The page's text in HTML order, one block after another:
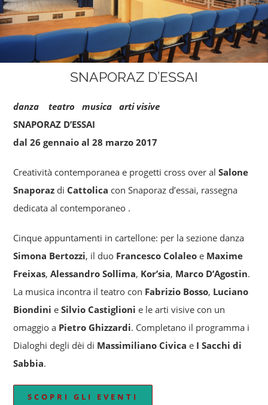
SNAPORAZ D’ESSAI
danza teatro musica arti visive
SNAPORAZ D’ESSAI
dal 26 gennaio al 28 marzo 2017
Creatività contemporanea e progetti cross over alSalone
Snaporaz di Cattolica con Snaporaz d’essai, rassegna
dedicata al contemporaneo .
Cinque appuntamenti in cartellone: per la sezione danza
Simona Bertozzi, il duo Francesco Colaleo e Maxime
Freixas,Alessandro Sollima, Kor’sia, Marco D’Agostin.
La musica incontra il teatro con Fabrizio Bosso, Luciano
Biondini eSilvio Castiglioni e le arti visive con un
omaggio a Pietro Ghizzardi. Completano il programma i
Dialoghi degli dèi di Massimiliano Civica e I Sacchi di
Sabbia.
SCOPRI GLI EVENTI